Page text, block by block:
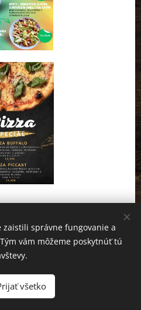
Všetky práva vyhradené
Webnode
zaistili správne fungovanie a
vám môžeme poskytnúť tú
všetko